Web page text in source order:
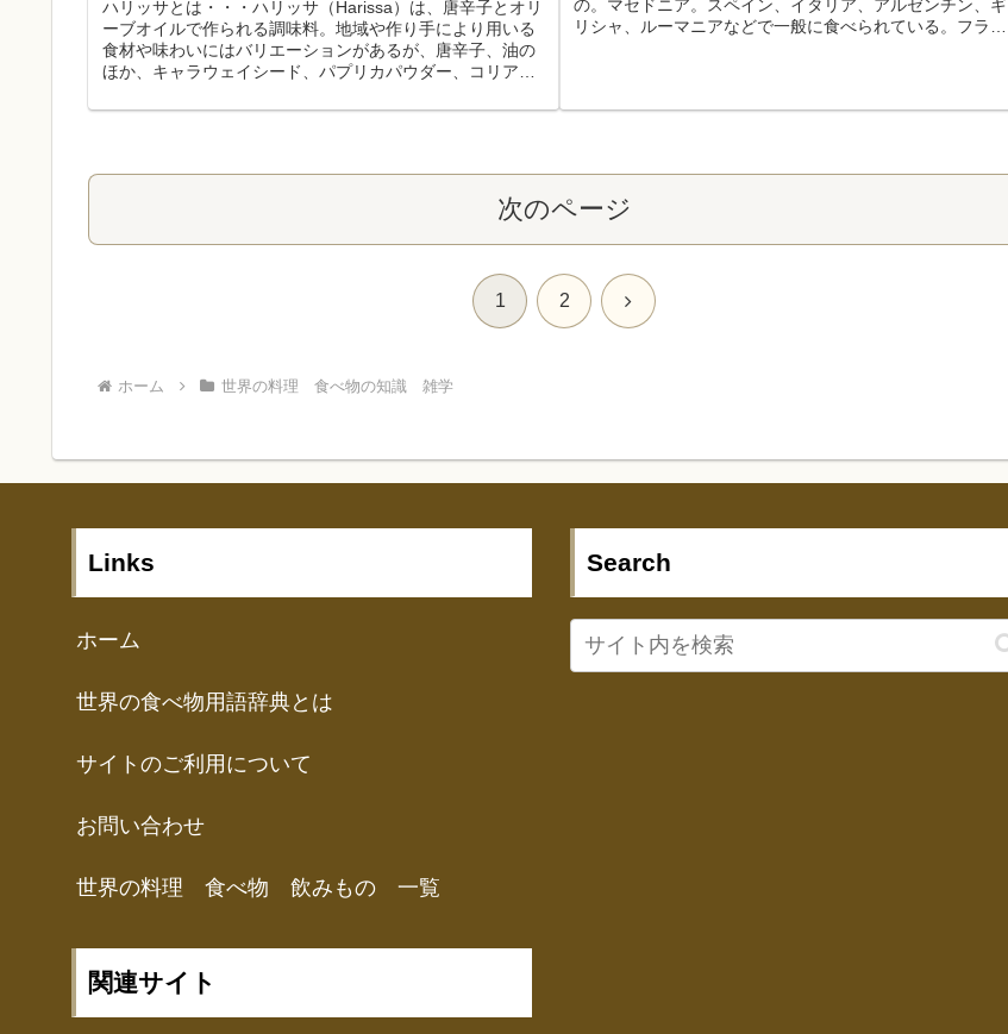
ハリッサとは・・・ハリッサ（Harissa）は、唐辛子とオリ
ーブオイルで作られる調味料。地域や作り手により用いる
食材や味わいにはバリエーションがあるが、唐辛子、油の
ほか、キャラウェイシード、パプリカパウダー、コリアン
の。マセドニア。スペイン、イタリア、アルゼンチン、ギ
リシャ、ルーマニアなどで一般に食べられている。フラン
次のページ
1 2 次
ホーム 世界の料理 食べ物の知識 雑学
Links
ホーム
世界の食べ物用語辞典とは
サイトのご利用について
お問い合わせ
世界の料理 食べ物 飲みもの 一覧
関連サイト
Search